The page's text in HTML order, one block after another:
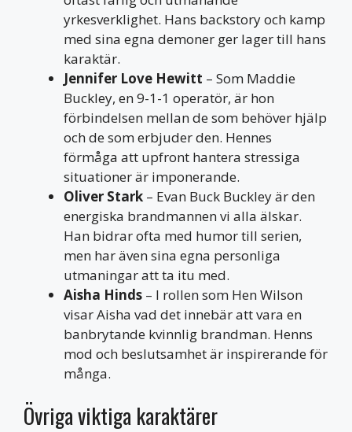
yrkesverklighet. Hans backstory och kamp
med sina egna demoner ger lager till hans
karaktär.
Jennifer Love Hewitt – Som Maddie
Buckley, en 9-1-1 operatör, är hon
förbindelsen mellan de som behöver hjälp
och de som erbjuder den. Hennes
förmåga att upfront hantera stressiga
situationer är imponerande.
Oliver Stark – Evan Buck Buckley är den
energiska brandmannen vi alla älskar.
Han bidrar ofta med humor till serien,
men har även sina egna personliga
utmaningar att ta itu med.
Aisha Hinds – I rollen som Hen Wilson
visar Aisha vad det innebär att vara en
banbrytande kvinnlig brandman. Henns
mod och beslutsamhet är inspirerande för
många.
Övriga viktiga karaktärer